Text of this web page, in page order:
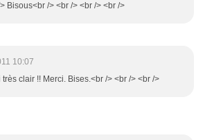
Bisous<br /> <br /> <br /> <br />
10:07
clair !! Merci. Bises.<br /> <br /> <br />